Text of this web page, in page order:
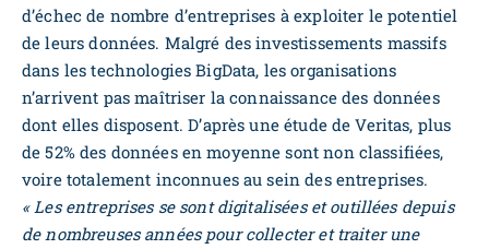
d’échec de nombre d’entreprises à exploiter le potentiel
de leurs données. Malgré des investissements massifs
dans les technologies BigData, les organisations
n’arrivent pas maîtriser la connaissance des données
dont elles disposent. D’après une étude de Veritas, plus
de 52% des données en moyenne sont non classifiées,
voire totalement inconnues au sein des entreprises.
« Les entreprises se sont digitalisées et outillées depuis
de nombreuses années pour collecter et traiter une